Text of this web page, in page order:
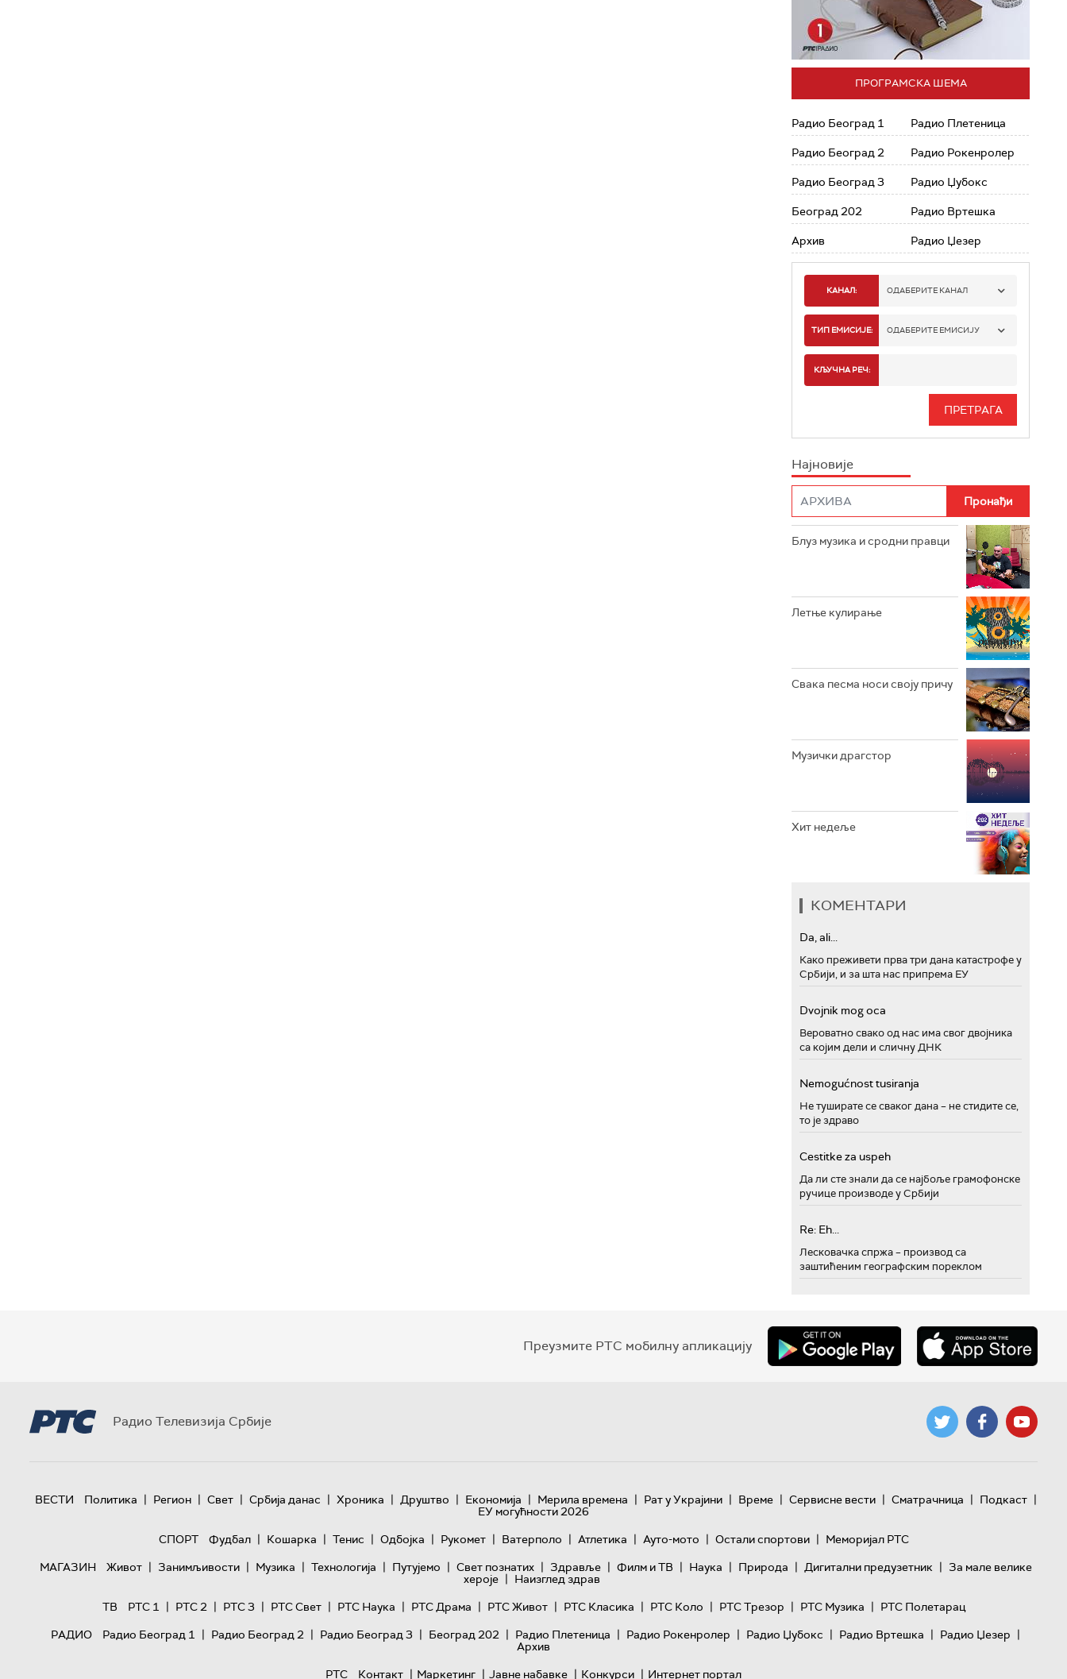
ПРОГРАМСКА ШЕМА
Радио Београд 1
Радио Београд 2
Радио Београд 3
Београд 202
Архив
Радио Плетеница
Радио Рокенролер
Радио Џубокс
Радио Вртешка
Радио Џезер
КАНАЛ: ОДАБЕРИТЕ КАНАЛ
РАДИО БЕОГРАД 1
РАДИО БЕОГРАД 3
РАДИО РОКЕНРОЛЕР
РАДИО ЏУБОКС
РАДИО ВРТЕШКА
РАДИО ЏЕЗЕР
ТИП ЕМИСИЈЕ: ОДАБЕРИТЕ ЕМИСИЈУ
ИНФО
КЉУЧНА РЕЧ:
Најновије
Блуз музика и сродни правци
Летње кулирање
Свака песма носи своју причу
Музички драгстор
Хит недеље
КОМЕНТАРИ
Da, ali...
Како преживети прва три дана катастрофе у
Србији, и за шта нас припрема ЕУ
Dvojnik mog oca
Вероватно свако од нас има свог двојника
са којим дели и сличну ДНК
Nemogućnost tusiranja
Не туширате се сваког дана – не стидите се,
то је здраво
Cestitke za uspeh
Да ли сте знали да се најбоље грамофонске
ручице производе у Србији
Re: Eh...
Лесковачка спржа – производ са
заштићеним географским пореклом
Преузмите РТС мобилну апликацију
Радио Телевизија Србије
ВЕСТИ Политика | Регион | Свет | Србија данас | Хроника | Друштво | Економија | Мерила времена | Рат у Украјини | Време | Сервисне вести | Сматрачница | Подкаст |
ЕУ могућности 2026
СПОРТ
Фудбал | Кошарка | Тенис | Одбојка | Рукомет | Ватерполо | Атлетика | Ауто-мото | Остали спортови | Меморијал РТС
МАГАЗИН
Живот | Занимљивости | Музика | Технологијa | Путујемо | Свет познатих | Здравље | Филм и ТВ | Наука | Природа | Дигитални предузетник | За мале велике
хероје | Наизглед здрав
ТВ
РТС 1 | РТС 2 | РТС 3 | РТС Свет | РТС Наука | РТС Драма | РТС Живот | РТС Класика | РТС Коло | РТС Трезор | РТС Музика | РТС Полетарац
РАДИО
Радио Београд 1 | Радио Београд 2 | Радио Београд 3 | Београд 202 | Радио Плетеница | Радио Рокенролер | Радио Џубокс | Радио Вртешка | Радио Џезер |
Архив
РТС
Контакт | Маркетинг | Јавне набавке | Конкурси | Интернет портал